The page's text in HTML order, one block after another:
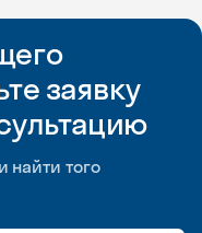
заявку
того